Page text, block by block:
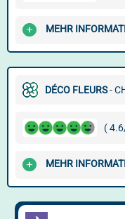
MEHR
DÉCO FLEURS-
(
MEHR